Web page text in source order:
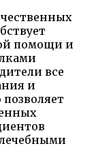
помощи и
все
и